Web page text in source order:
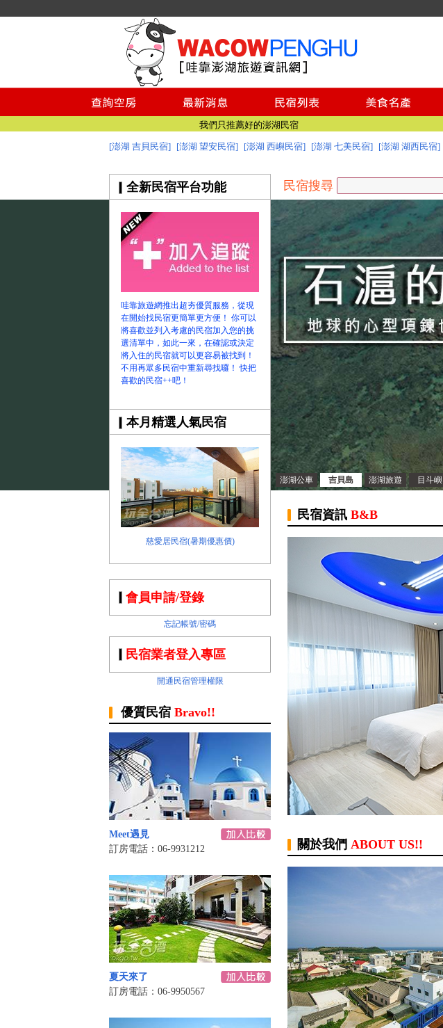
澎湖民宿空房
澎湖民宿
澎湖旅遊找民宿資訊，就找哇靠澎湖民宿旅遊網
我們只推薦好的澎湖民宿
澎湖民宿空房
澎湖民宿
澎湖旅遊找民宿資訊，就找哇靠澎湖民宿旅遊網
我們只推薦好的澎湖民宿
澎湖民宿 - 哇靠澎湖網收集最完整收錄澎湖民宿
[澎湖 吉貝民宿] [澎湖 望安民宿] [澎湖 西嶼民宿] [澎湖 七美民宿] [澎湖 湖西民宿]
全新民宿平台功能
哇靠旅遊網推出超夯優質服務，從現
在開始找民宿更簡單更方便！ 你可以
將喜歡並列入考慮的民宿加入您的挑
選清單中，如此一來，在確認或決定
將入住的民宿就可以更容易被找到！
不用再眾多民宿中重新尋找囉！ 快把
喜歡的民宿++吧！
本月精選人氣民宿
慈愛居民宿(暑期優惠價)
澎湖公車 吉貝島 澎湖旅遊 目斗嶼
民宿搜尋
會員申請/登錄
忘記帳號/密碼
民宿業者登入專區
開通民宿管理權限
優質民宿 Bravo!!
Meet遇見
訂房電話：06-9931212
夏天來了
訂房電話：06-9950567
民宿資訊 B&B
關於我們 ABOUT US!!